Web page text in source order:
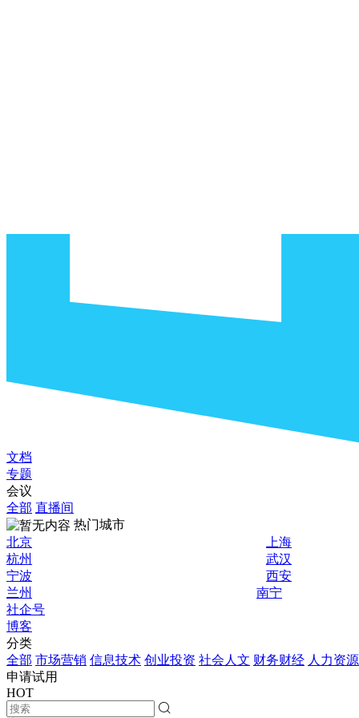
文档
专题
会议
全部 直播间
热门城市
北京
上海
杭州
武汉
宁波
西安
兰州
南宁
社企号
博客
分类
全部 市场营销 信息技术 创业投资 社会人文 财务财经 人力资源
申请试用
HOT